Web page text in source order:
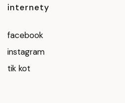
internety
facebook
instagram
tik kot